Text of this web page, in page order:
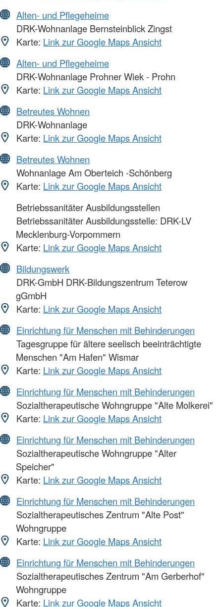
Alten- und Pflegeheime
DRK-Wohnanlage Bernsteinblick Zingst
Karte: Link zur Google Maps Ansicht
Alten- und Pflegeheime
DRK-Wohnanlage Prohner Wiek - Prohn
Karte: Link zur Google Maps Ansicht
Betreutes Wohnen
DRK-Wohnanlage
Karte: Link zur Google Maps Ansicht
Betreutes Wohnen
Wohnanlage Am Oberteich -Schönberg
Karte: Link zur Google Maps Ansicht
Betriebssanitäter Ausbildungsstellen
Betriebssanitäter Ausbildungsstelle: DRK-LV
Mecklenburg-Vorpommern
Karte: Link zur Google Maps Ansicht
Bildungswerk
DRK-GmbH DRK-Bildungszentrum Teterow
gGmbH
Karte: Link zur Google Maps Ansicht
Einrichtung für Menschen mit Behinderungen
Tagesgruppe für ältere seelisch beeinträchtigte
Menschen "Am Hafen" Wismar
Karte: Link zur Google Maps Ansicht
Einrichtung für Menschen mit Behinderungen
Sozialtherapeutische Wohngruppe "Alte Molkerei"
Karte: Link zur Google Maps Ansicht
Einrichtung für Menschen mit Behinderungen
Sozialtherapeutische Wohngruppe "Alter
Speicher"
Karte: Link zur Google Maps Ansicht
Einrichtung für Menschen mit Behinderungen
Sozialtherapeutisches Zentrum "Alte Post"
Wohngruppe
Karte: Link zur Google Maps Ansicht
Einrichtung für Menschen mit Behinderungen
Sozialtherapeutisches Zentrum "Am Gerberhof"
Wohngruppe
Karte: Link zur Google Maps Ansicht